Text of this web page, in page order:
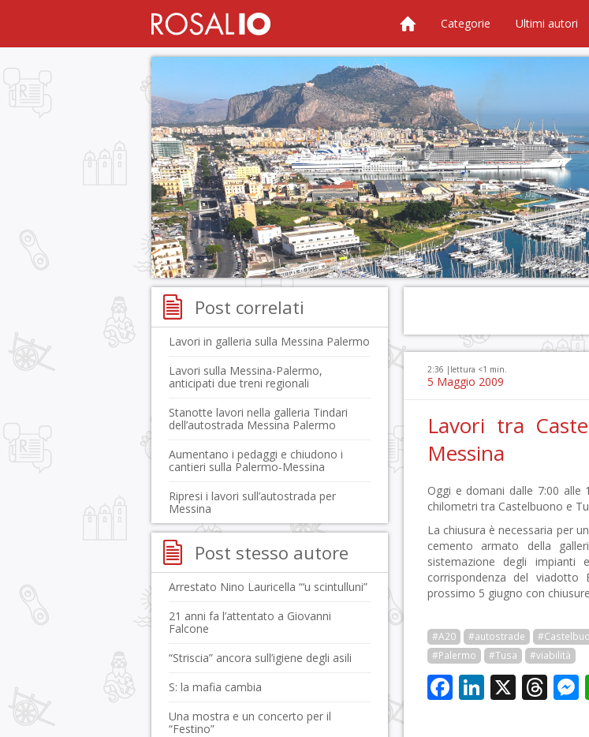
Categorie Ultimi autori
2:36 | lettura <1 min.
5 Maggio 2009
Lavori tra
Messina
Oggi e domani dalle 7:00 alle
chilometri tra Castelbuono e
La chiusura è necessaria per
cemento armato della
sistemazione degli impianti
corrispondenza del
prossimo 5 giugno con
#A20 #autostrade
#Palermo
#Tusa #viabilità
Facebook
LinkedIn
X
Post correlati
Lavori in galleria sulla Messina Palermo
Lavori sulla Messina-Palermo,
anticipati due treni regionali
Stanotte lavori nella galleria Tindari
dell’autostrada Messina Palermo
Aumentano i pedaggi e chiudono i
cantieri sulla Palermo-Messina
Ripresi i lavori sull’autostrada per
Messina
Post stesso autore
Arrestato Nino Lauricella “‘u scintulluni”
21 anni fa l’attentato a Giovanni
Falcone
“Striscia” ancora sull’igiene degli asili
S: la mafia cambia
Una mostra e un concerto per il
“Festino”